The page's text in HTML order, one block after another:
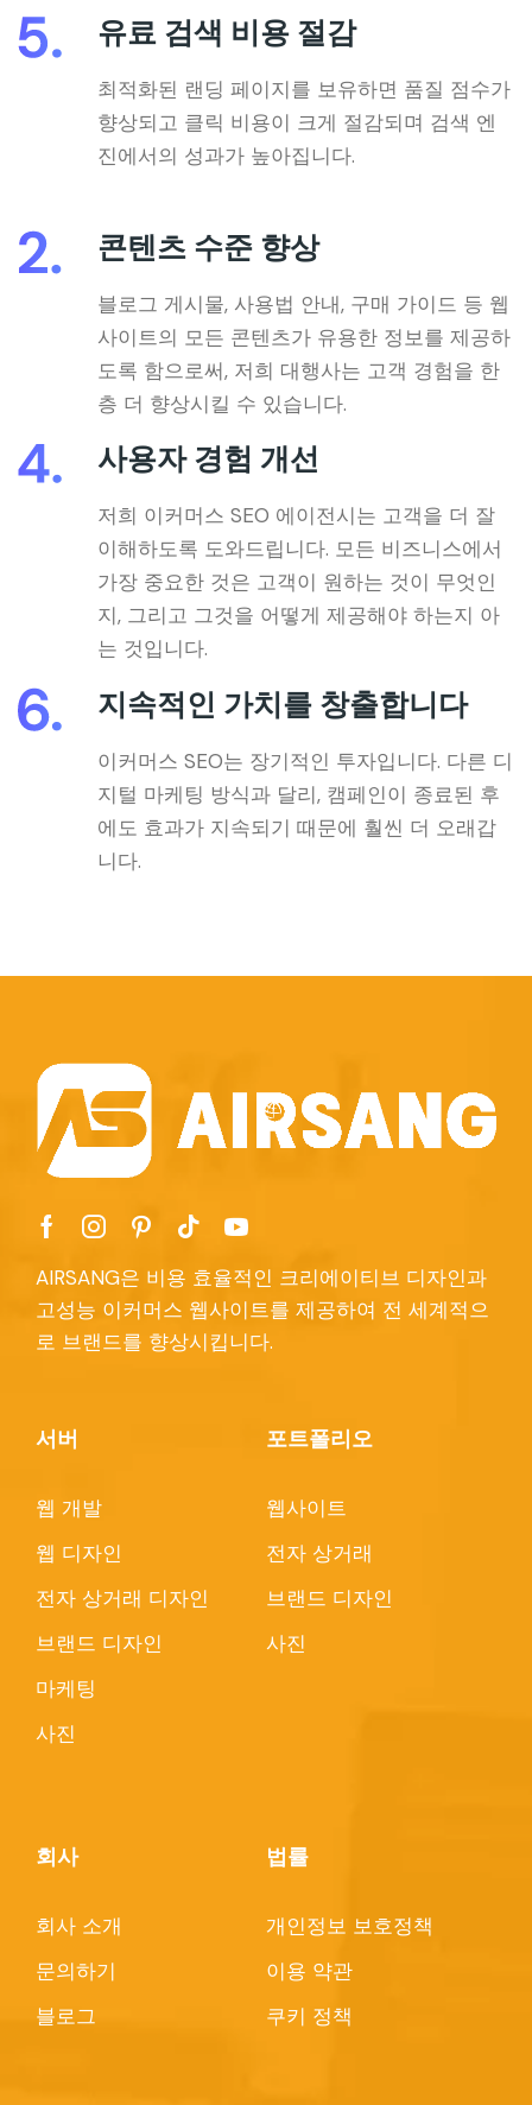
유료 검색 비용 절감
최적화된 랜딩 페이지를 보유하면 품질 점수가
향상되고 클릭 비용이 크게 절감되며 검색 엔
진에서의 성과가 높아집니다.
콘텐츠 수준 향상
블로그 게시물, 사용법 안내, 구매 가이드 등 웹
사이트의 모든 콘텐츠가 유용한 정보를 제공하
도록 함으로써, 저희 대행사는 고객 경험을 한
층 더 향상시킬 수 있습니다.
사용자 경험 개선
저희 이커머스 SEO 에이전시는 고객을 더 잘
이해하도록 도와드립니다. 모든 비즈니스에서
가장 중요한 것은 고객이 원하는 것이 무엇인
지, 그리고 그것을 어떻게 제공해야 하는지 아
는 것입니다.
지속적인 가치를 창출합니다
이커머스 SEO는 장기적인 투자입니다. 다른 디
지털 마케팅 방식과 달리, 캠페인이 종료된 후
에도 효과가 지속되기 때문에 훨씬 더 오래갑
니다.
AIRSANG은 비용 효율적인 크리에이티브 디자인과
고성능 이커머스 웹사이트를 제공하여 전 세계적으
로 브랜드를 향상시킵니다.
서버
웹 개발
웹 디자인
전자 상거래 디자인
브랜드 디자인
마케팅
사진
포트폴리오
웹사이트
전자 상거래
브랜드 디자인
사진
회사
회사 소개
문의하기
블로그
법률
개인정보 보호정책
이용 약관
쿠키 정책